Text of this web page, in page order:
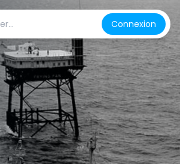
Connexion